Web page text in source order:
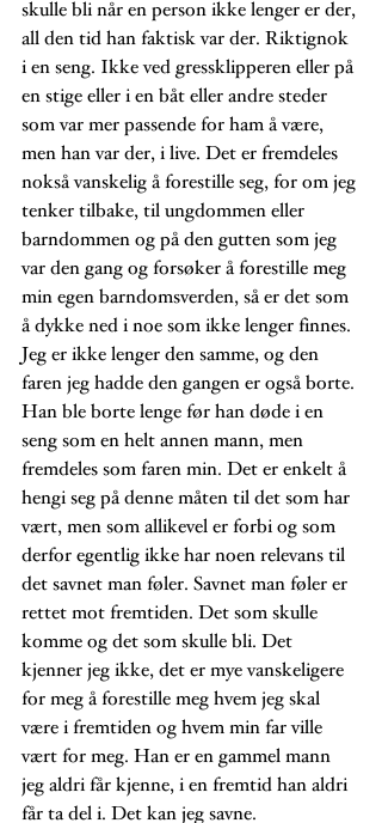
skulle bli når en person ikke lenger er der,
all den tid han faktisk var der. Riktignok
i en seng. Ikke ved gressklipperen eller på
en stige eller i en båt eller andre steder
som var mer passende for ham å være,
men han var der, i live. Det er fremdeles
nokså vanskelig å forestille seg, for om jeg
tenker tilbake, til ungdommen eller
barndommen og på den gutten som jeg
var den gang og forsøker å forestille meg
min egen barndomsverden, så er det som
å dykke ned i noe som ikke lenger finnes.
Jeg er ikke lenger den samme, og den
faren jeg hadde den gangen er også borte.
Han ble borte lenge før han døde i en
seng som en helt annen mann, men
fremdeles som faren min. Det er enkelt å
hengi seg på denne måten til det som har
vært, men som allikevel er forbi og som
derfor egentlig ikke har noen relevans til
det savnet man føler. Savnet man føler er
rettet mot fremtiden. Det som skulle
komme og det som skulle bli. Det
kjenner jeg ikke, det er mye vanskeligere
for meg å forestille meg hvem jeg skal
være i fremtiden og hvem min far ville
vært for meg. Han er en gammel mann
jeg aldri får kjenne, i en fremtid han aldri
får ta del i. Det kan jeg savne.